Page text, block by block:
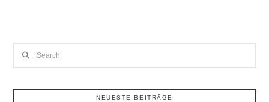
NEUESTE BEITRÄGE